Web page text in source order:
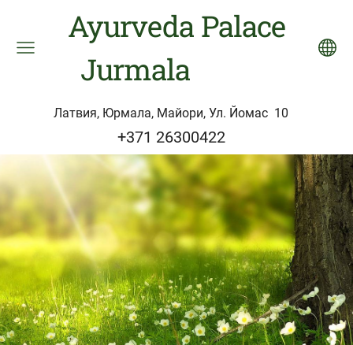
Ayurveda Palace
Jurmala
Латвия, Юрмала, Майори, Ул. Йомас 10
+371 26300422